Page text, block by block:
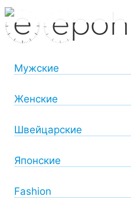
Мужские
Женские
Швейцарские
Японские
Fashion